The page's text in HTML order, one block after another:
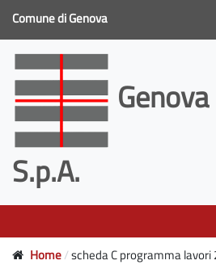
Comune di Genova
S.p.A.
Home scheda C programma lavori